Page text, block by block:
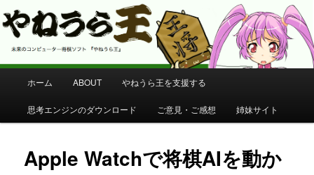
やねうら王 公式サイト
コンピューター将棋 やねうら王 公式サイト
メ
メ
イ
ホーム ABOUT やねうら王を支援する
思考エンジンのダウンロード ご意見・ご感想 姉妹サイト
Apple Watchで将棋AIを動か